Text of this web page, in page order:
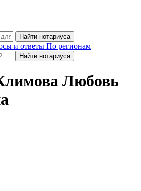
и ответы По регионам
Любовь